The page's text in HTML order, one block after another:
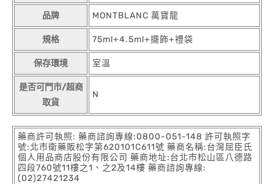
品牌 MONTBLANC 萬寶龍
規格 75ml+4.5ml+擺飾+禮袋
保存環境 室溫
是否可門市/超商
取貨
N
藥商許可執照: 藥商諮詢專線:0800-051-148 許可執照字
號:北市衛藥販松字第620101C611號 藥商名稱:台灣屈臣氏
個人用品商店股份有限公司 藥商地址:台北市松山區八德路
四段760號11樓之1、之2及14樓 藥商諮詢專線:
(02)27421234